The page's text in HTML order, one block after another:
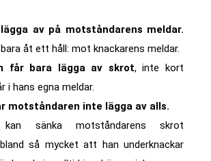
av på motståndarens meldar.
åt ett håll: mot knackarens meldar.
får bara lägga av skrot, inte kort
i hans egna meldar.
motståndaren inte lägga av alls.
kan sänka motståndarens skrot
så mycket att han underknackar